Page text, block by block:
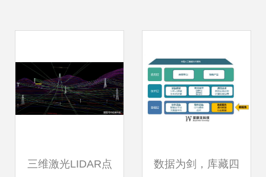
三维激光LIDAR点 数据为剑，库藏四